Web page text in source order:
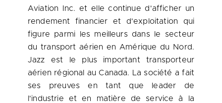
Aviation Inc. et elle continue d'afficher un
rendement financier et d'exploitation qui
figure parmi les meilleurs dans le secteur
du transport aérien en Amérique du Nord.
Jazz est le plus important transporteur
aérien régional auCanada. La société a fait
ses preuves en tant que leader de
l'industrie et en matière de service à la